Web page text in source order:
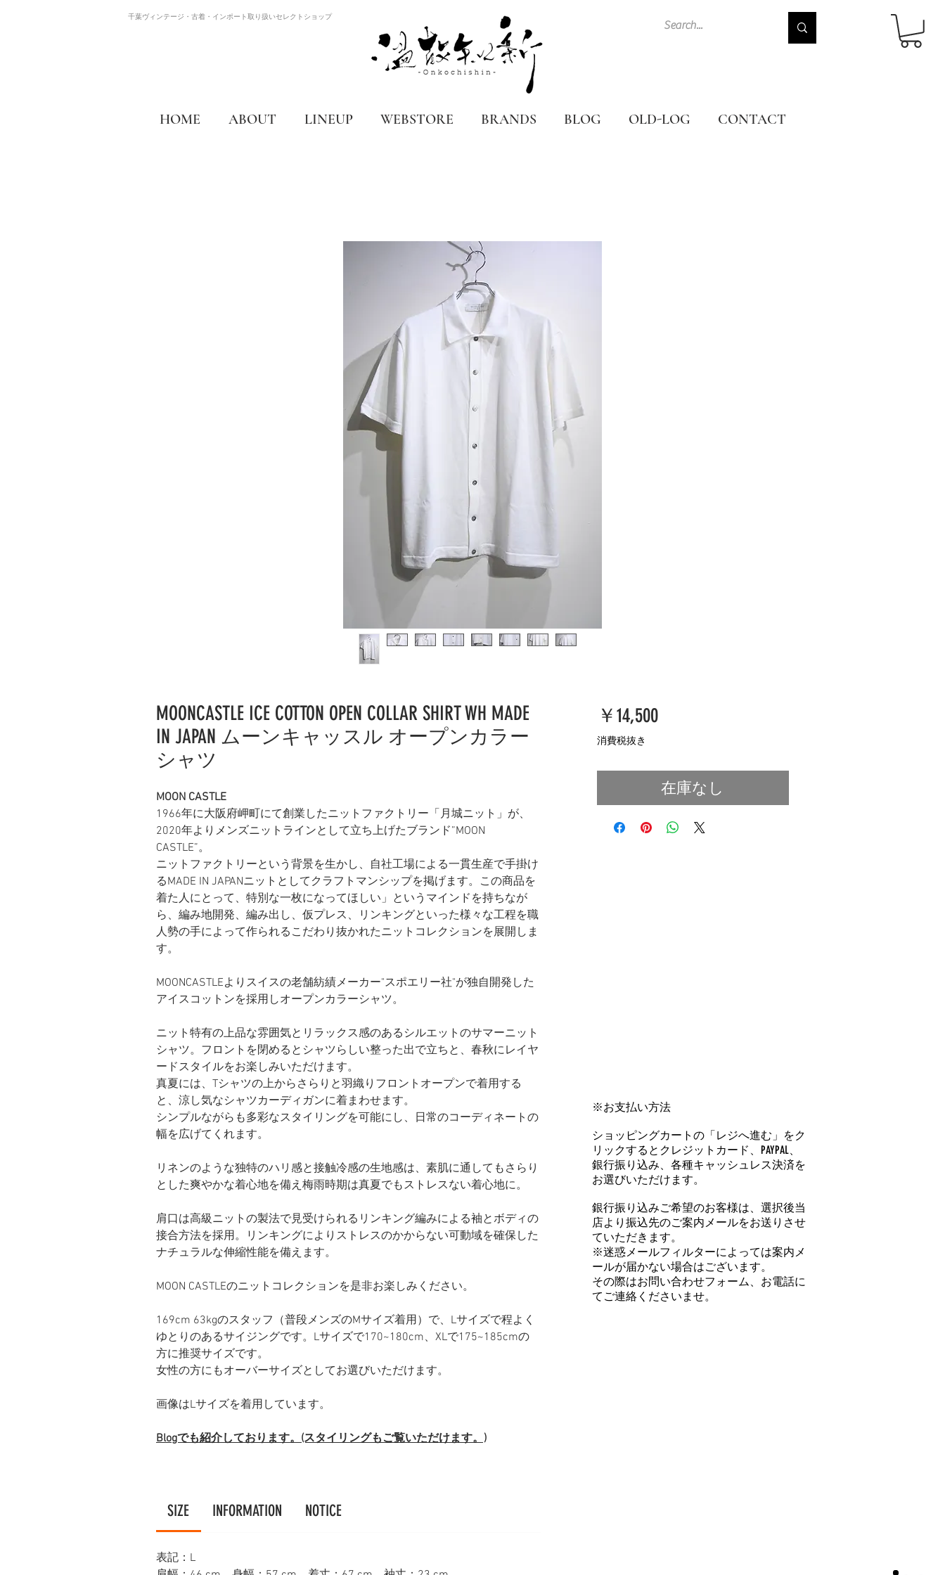
千葉ヴィンテージ・古着・インポート取り扱いセレクトショップ
HOME ABOUT LINEUP WEBSTORE BRANDS BLOG OLD-LOG CONTACT
MOONCASTLE ICE COTTON OPEN COLLAR SHIRT WH MADE
IN JAPAN ムーンキャッスル オープンカラー
シャツ
MOON CASTLE
1966年に大阪府岬町にて創業したニットファクトリー「月城ニット」が、
2020年よりメンズニットラインとして立ち上げたブランド”MOON
CASTLE”。
ニットファクトリーという背景を生かし、自社工場による一貫生産で手掛け
るMADE IN JAPANニットとしてクラフトマンシップを掲げます。この商品を
着た人にとって、特別な一枚になってほしい」というマインドを持ちなが
ら、編み地開発、編み出し、仮プレス、リンキングといった様々な工程を職
人勢の手によって作られるこだわり抜かれたニットコレクションを展開しま
す。
MOONCASTLEよりスイスの老舗紡績メーカー"スポエリー社"が独自開発した
アイスコットンを採用しオープンカラーシャツ。
ニット特有の上品な雰囲気とリラックス感のあるシルエットのサマーニット
シャツ。フロントを閉めるとシャツらしい整った出で立ちと、春秋にレイヤ
ードスタイルをお楽しみいただけます。
真夏には、Tシャツの上からさらりと羽織りフロントオープンで着用する
と、涼し気なシャツカーディガンに着まわせます。
シンプルながらも多彩なスタイリングを可能にし、日常のコーディネートの
幅を広げてくれます。
リネンのような独特のハリ感と接触冷感の生地感は、素肌に通してもさらり
とした爽やかな着心地を備え梅雨時期は真夏でもストレスない着心地に。
肩口は高級ニットの製法で見受けられるリンキング編みによる袖とボディの
接合方法を採用。リンキングによりストレスのかからない可動域を確保した
ナチュラルな伸縮性能を備えます。
MOON CASTLEのニットコレクションを是非お楽しみください。
169cm 63kgのスタッフ（普段メンズのMサイズ着用）で、Lサイズで程よく
ゆとりのあるサイジングです。Lサイズで170~180cm、XLで175~185cmの
方に推奨サイズです。
女性の方にもオーバーサイズとしてお選びいただけます。
画像はLサイズを着用しています。
Blogでも紹介しております。(スタイリングもご覧いただけます。)
SIZE INFORMATION NOTICE
表記：L
￥14,500価
消費税抜き
在庫なし
※お支払い方法
ショッピングカートの「レジへ進む」をク
リックするとクレジットカード、PAYPAL、
銀行振り込み、各種キャッシュレス決済を
お選びいただけます。
銀行振り込みご希望のお客様は、選択後当
店より振込先のご案内メールをお送りさせ
ていただきます。
※迷惑メールフィルターによっては案内メ
ールが届かない場合はございます。
その際はお問い合わせフォーム、お電話に
てご連絡くださいませ。